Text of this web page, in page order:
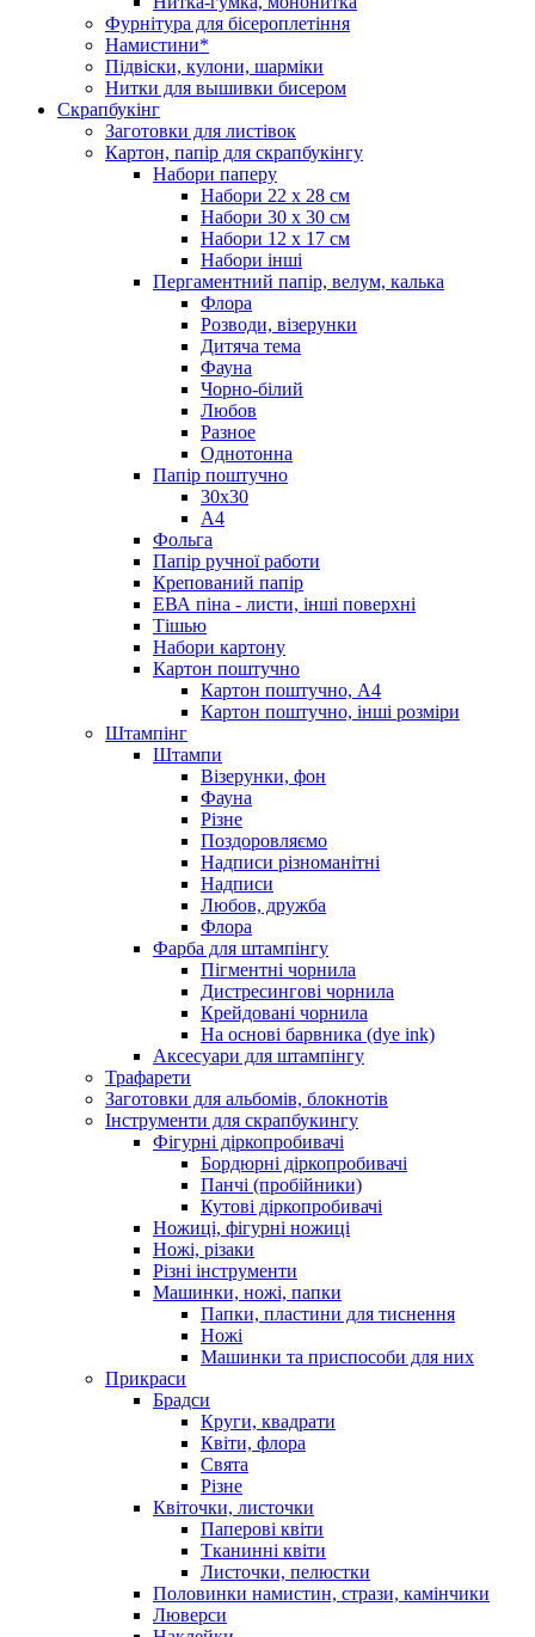
Фурнітура для бісероплетіння
Намистини*
Підвіски, кулони, шарміки
Нитки для вышивки бисером
Скрапбукінг
Заготовки для листівок
Картон, папір для скрапбукінгу
Набори паперу
Набори 22 х 28 см
Набори 30 х 30 см
Набори 12 х 17 см
Набори інші
Пергаментний папір, велум, калька
Флора
Розводи, візерунки
Дитяча тема
Фауна
Чорно-білий
Любов
Разное
Однотонна
Папір поштучно
30х30
А4
Фольга
Папір ручної работи
Крепований папір
ЕВА піна - листи, інші поверхні
Тішью
Набори картону
Картон поштучно
Картон поштучно, А4
Картон поштучно, інші розміри
Штампінг
Штампи
Візерунки, фон
Фауна
Різне
Поздоровляємо
Надписи різноманітні
Надписи
Любов, дружба
Флора
Фарба для штампінгу
Пігментні чорнила
Дистресингові чорнила
Крейдовані чорнила
На основі барвника (dye ink)
Аксесуари для штампінгу
Трафарети
Заготовки для альбомів, блокнотів
Інструменти для скрапбукингу
Фігурні діркопробивачі
Бордюрні діркопробивачі
Панчі (пробійники)
Кутові діркопробивачі
Ножиці, фігурні ножиці
Ножі, різаки
Різні інструменти
Машинки, ножі, папки
Папки, пластини для тиснення
Ножі
Машинки та приспособи для них
Прикраси
Брадси
Круги, квадрати
Квіти, флора
Свята
Різне
Квіточки, листочки
Паперові квіти
Тканинні квіти
Листочки, пелюстки
Половинки намистин, стрази, камінчики
Люверси